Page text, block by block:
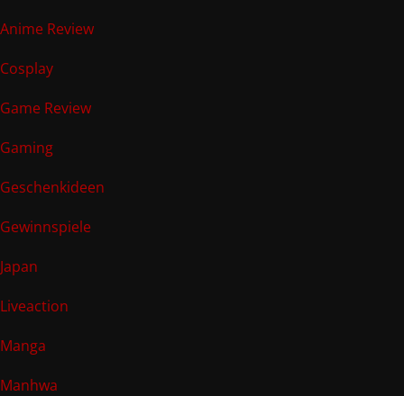
Anime Review
Cosplay
Game Review
Gaming
Geschenkideen
Gewinnspiele
Japan
Liveaction
Manga
Manhwa